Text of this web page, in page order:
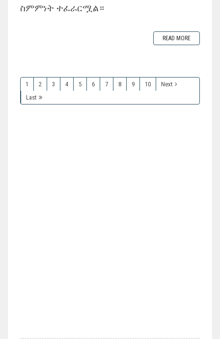
ስምምነት ተፈራርሟል።
READ MORE
1 2 3 4 5 6 7 8 9 10
Next
Last